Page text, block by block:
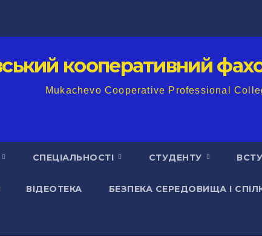
кооперативний
Mukachevo Cooperative Professional
СПЕЦІАЛЬНОСТІ СТУДЕНТУ
ВІДЕОТЕКА БЕЗПЕКА СЕРЕДОВИЩА І